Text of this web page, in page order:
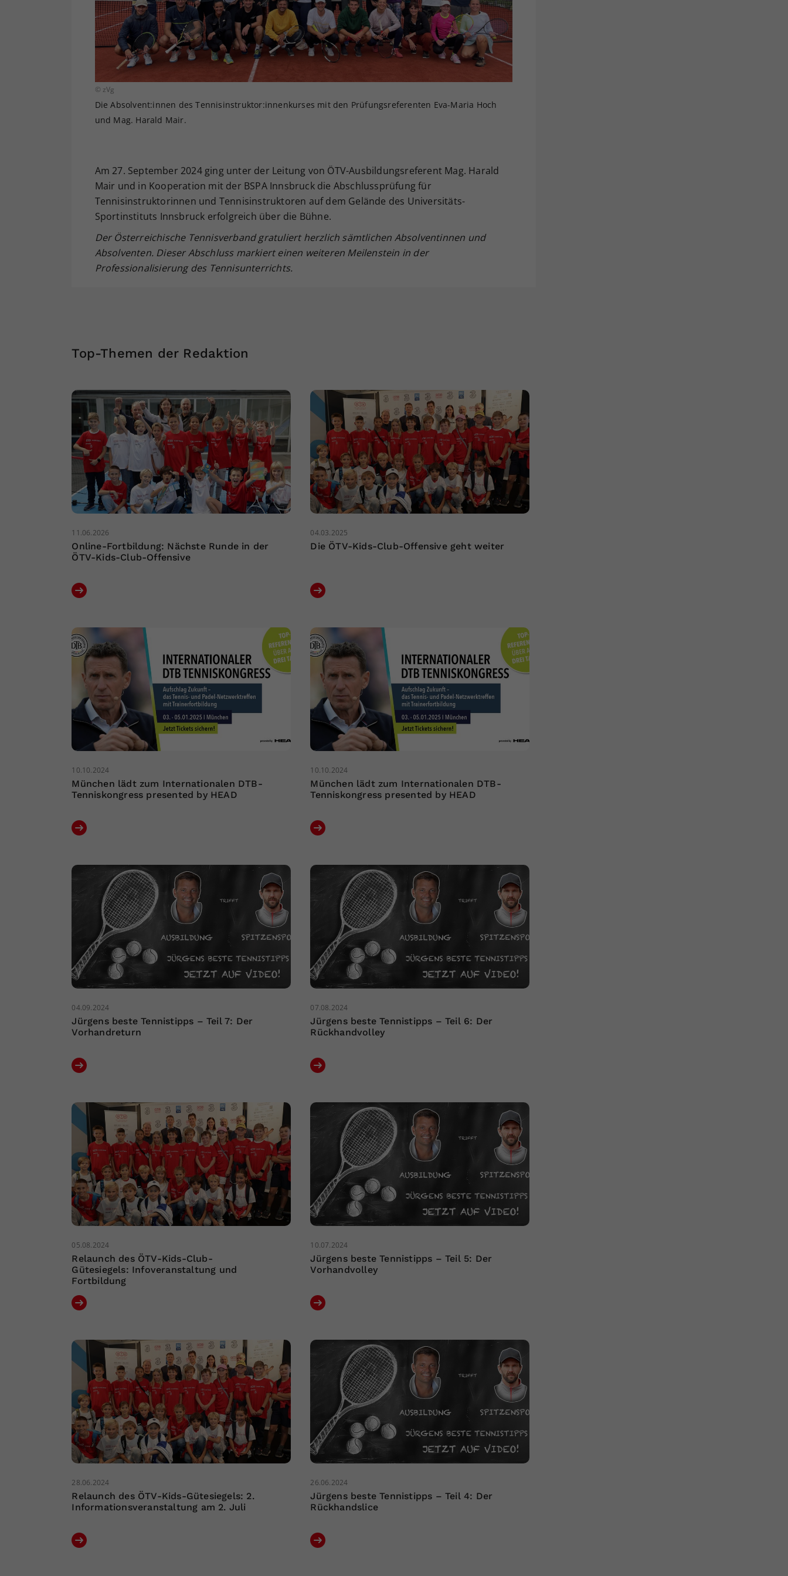
© zVg
Die Absolvent:innen des Tennisinstruktor:innenkurses mit den Prüfungsreferenten Eva-Maria Hoch
und Mag. Harald Mair.
Am 27. September 2024 ging unter der Leitung von ÖTV-Ausbildungsreferent Mag. Harald
Mair und in Kooperation mit der BSPA Innsbruck die Abschlussprüfung für
Tennisinstruktorinnen und Tennisinstruktoren auf dem Gelände des Universitäts-
Sportinstituts Innsbruck erfolgreich über die Bühne.
Der Österreichische Tennisverband gratuliert herzlich sämtlichen Absolventinnen und
Absolventen. Dieser Abschluss markiert einen weiteren Meilenstein in der
Professionalisierung des Tennisunterrichts.
Top-Themen der Redaktion
11.06.2026
Online-Fortbildung: Nächste Runde in der
ÖTV-Kids-Club-Offensive
04.03.2025
Die ÖTV-Kids-Club-Offensive geht weiter
10.10.2024
München lädt zum Internationalen DTB-
Tenniskongress presented by HEAD
10.10.2024
München lädt zum Internationalen DTB-
Tenniskongress presented by HEAD
04.09.2024
Jürgens beste Tennistipps – Teil 7: Der
Vorhandreturn
07.08.2024
Jürgens beste Tennistipps – Teil 6: Der
Rückhandvolley
05.08.2024
Relaunch des ÖTV-Kids-Club-
Gütesiegels: Infoveranstaltung und
Fortbildung
10.07.2024
Jürgens beste Tennistipps – Teil 5: Der
Vorhandvolley
28.06.2024
Relaunch des ÖTV-Kids-Gütesiegels: 2.
Informationsveranstaltung am 2. Juli
26.06.2024
Jürgens beste Tennistipps – Teil 4: Der
Rückhandslice
Ihrer vorgenommen Einstellungen, falls der
Webseiten-Betreiber dies eingestellt hat.